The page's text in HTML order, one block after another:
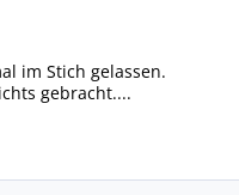
im Stich gelassen.
gebracht....